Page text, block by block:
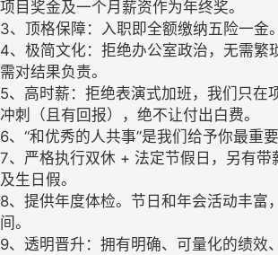
项目奖金及一个月薪资作为年终奖。
3、顶格保障：入职即全额缴纳五险一金。
4、极简文化：拒绝办公室政治，无需繁
需对结果负责。
5、高时薪：拒绝表演式加班，我们只在
冲刺（且有回报），绝不让付出白费。
6、“和优秀的人共事”是我们给予你最重要
7、严格执行双休 + 法定节假日，另有带
及生日假。
8、提供年度体检。节日和年会活动丰富
间。
9、透明晋升：拥有明确、可量化的绩效